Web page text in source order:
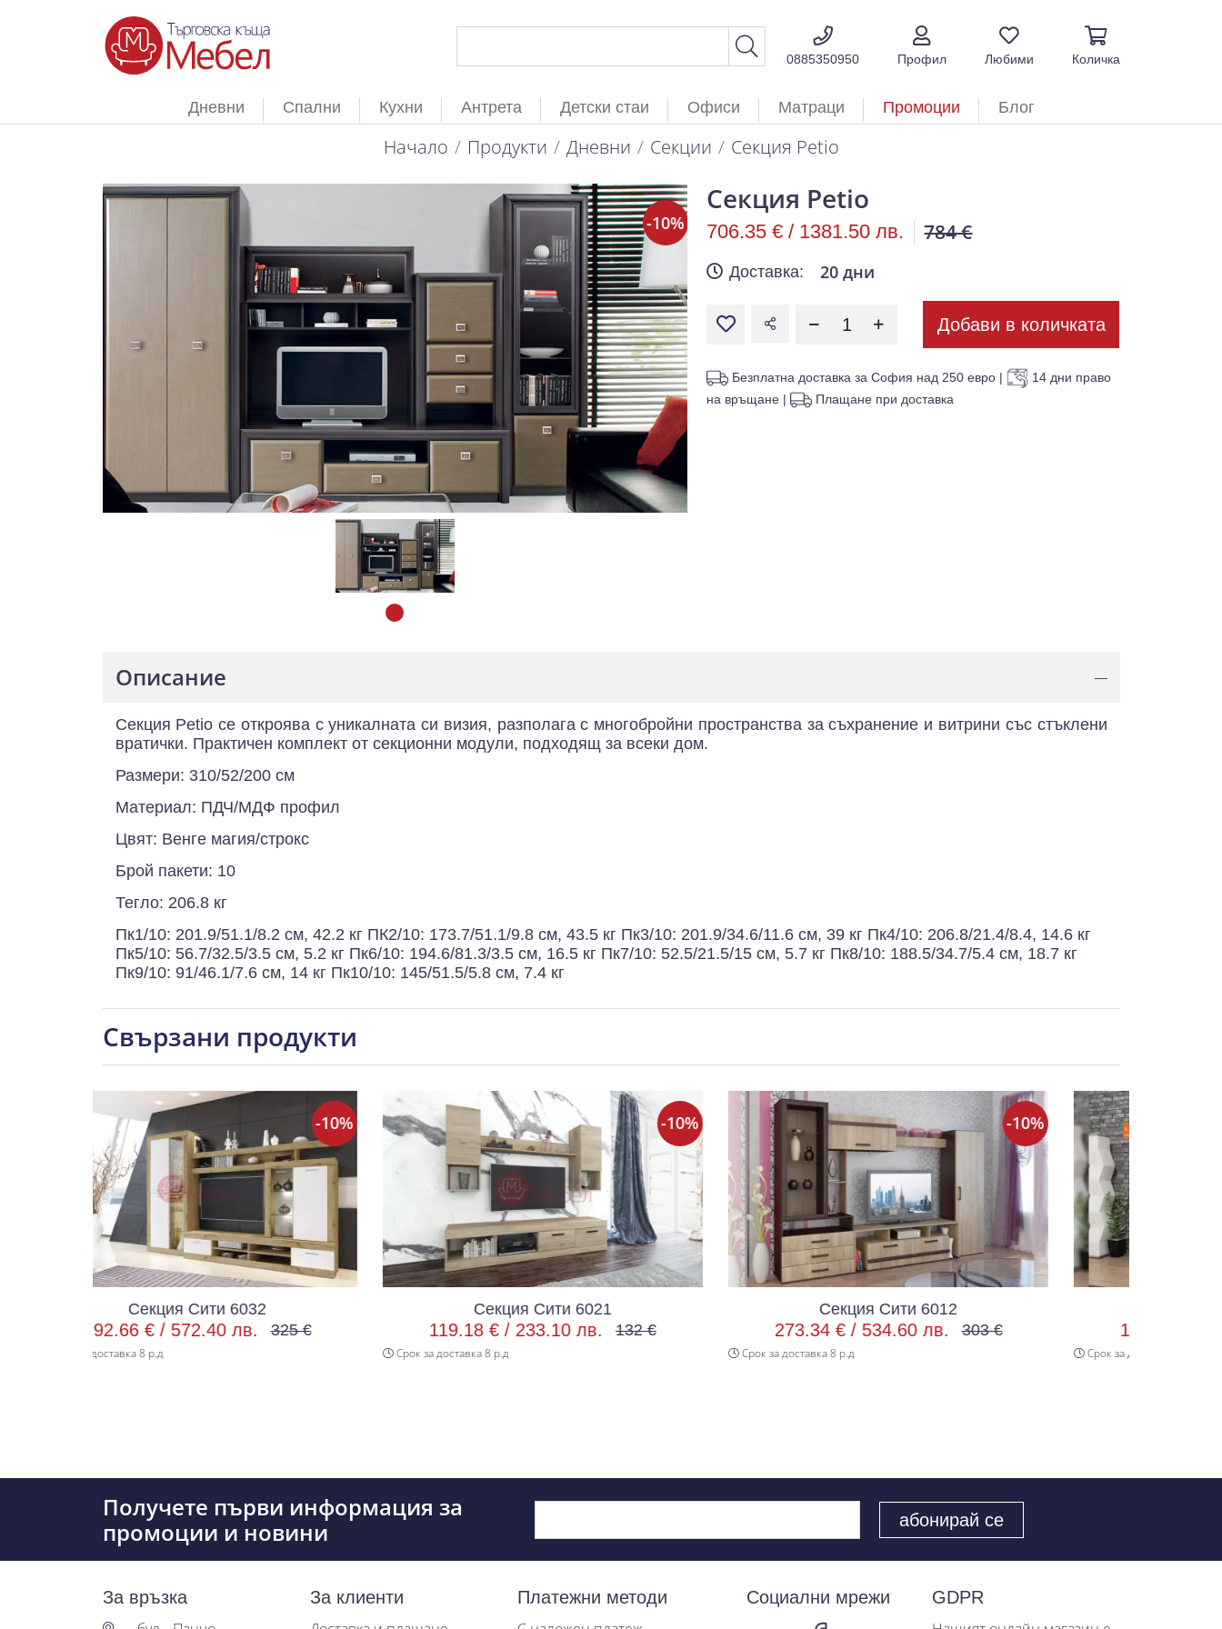
0885350950 Профил Любими Количка
Дневни Спални Кухни Антрета Детски стаи Офиси Матраци Промоции Блог
Начало Продукти Дневни Секции Секция Petio
-10%
Секция Petio
706.35 € / 1381.50 лв. 784 €
Доставка: 20 дни
Добави в количката
Безплатна доставка за София над 250 евро |
14 дни право
на връщане | Плащане при доставка
Описание —
Секция Petio се откроява с уникалната си визия, разполага с многобройни пространства за съхранение и витрини със стъклени
вратички. Практичен комплект от секционни модули, подходящ за всеки дом.
Размери: 310/52/200 см
Материал: ПДЧ/МДФ профил
Цвят: Венге магия/строкс
Брой пакети: 10
Тегло: 206.8 кг
Пк1/10: 201.9/51.1/8.2 см, 42.2 кг ПК2/10: 173.7/51.1/9.8 см, 43.5 кг Пк3/10: 201.9/34.6/11.6 см, 39 кг Пк4/10: 206.8/21.4/8.4, 14.6 кг
Пк5/10: 56.7/32.5/3.5 см, 5.2 кг Пк6/10: 194.6/81.3/3.5 см, 16.5 кг Пк7/10: 52.5/21.5/15 см, 5.7 кг Пк8/10: 188.5/34.7/5.4 см, 18.7 кг
Пк9/10: 91/46.1/7.6 см, 14 кг Пк10/10: 145/51.5/5.8 см, 7.4 кг
Свързани продукти
572.40 лв. 325 €
-10%
119.18 € / 233.10 лв. 132 €
-10%
273.34 € / 534.60 лв. 303 € 161.10 € / 315.08 лв.
Получете първи информация за
промоции и новини
За връзка
За клиенти
Платежни методи
Социални мрежи
GDPR